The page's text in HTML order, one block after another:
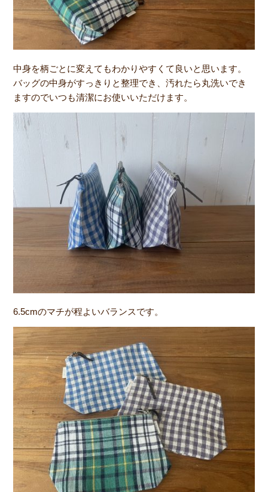
中身を柄ごとに変えてもわかりやすくて良いと思います。
バッグの中身がすっきりと整理でき、汚れたら丸洗いでき
ますのでいつも清潔にお使いいただけます。
6.5cmのマチが程よいバランスです。